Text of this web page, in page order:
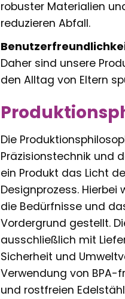
robuster Materialien
reduzieren Abfall.
Daher sind unsere
den Alltag von Eltern
Die
Präzisionstechnik und
ein Produkt das Licht
Designprozess.
die Bedürfnisse und
Vordergrund gestellt.
ausschließlich mit
Sicherheit und
Verwendung von BPA-
und rostfreien